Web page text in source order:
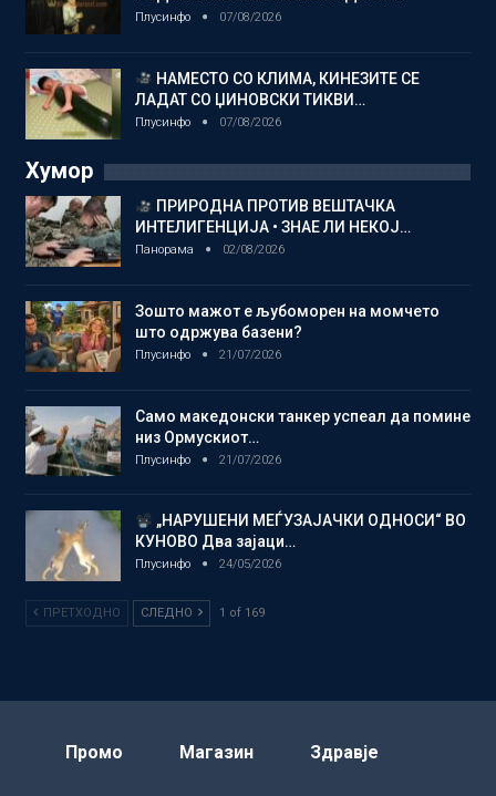
Плусинфо 07/08/2026
НАМЕСТО СО КЛИМА, КИНЕЗИТЕ СЕ
ЛАДАТ СО ЏИНОВСКИ ТИКВИ…
Плусинфо 07/08/2026
Хумор
ПРИРОДНА ПРОТИВ ВЕШТАЧКА
ИНТЕЛИГЕНЦИЈА • ЗНАЕ ЛИ НЕКОЈ…
Панорама 02/08/2026
Зошто мажот е љубоморен на момчето
што одржува базени?
Плусинфо 21/07/2026
Само македонски танкер успеал да помине
низ Ормускиот…
Плусинфо 21/07/2026
„НАРУШЕНИ МЕЃУЗАЈАЧКИ ОДНОСИ“ ВО
КУНОВО Два зајаци…
Плусинфо 24/05/2026
ПРЕТХОДНО СЛЕДНО 1 of 169
Промо Магазин Здравје